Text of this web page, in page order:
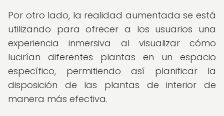
Por otro lado, la realidad aumentada se está
utilizando para ofrecer a los usuarios una
experiencia inmersiva al visualizar cómo
lucirían diferentes plantas en un espacio
específico, permitiendo así planificar la
disposición de las plantas de interior de
manera más efectiva.